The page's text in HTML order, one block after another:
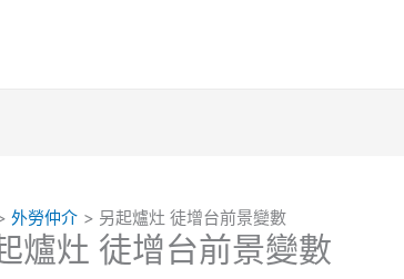
外勞仲介 另起爐灶 徒增台前景變數
爐灶 徒增台前景變數